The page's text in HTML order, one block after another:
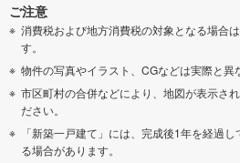
ご注意
消費税および地方消費税の対象となる場合
す。
物件の写真やイラスト、CGなどは実際と異
市区町村の合併などにより、地図が表示さ
ださい。
「新築一戸建て」には、完成後1年を経過
る場合があります。